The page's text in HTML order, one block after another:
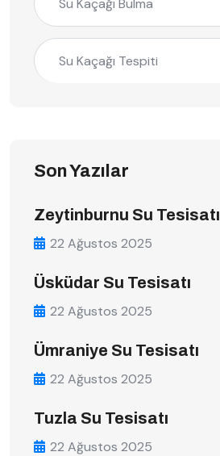
Su Kaçağı Bulma
Su Kaçağı Tespiti
Son Yazılar
Zeytinburnu Su Tesisatı
22 Ağustos 2025
Üsküdar Su Tesisatı
22 Ağustos 2025
Ümraniye Su Tesisatı
22 Ağustos 2025
Tuzla Su Tesisatı
22 Ağustos 2025